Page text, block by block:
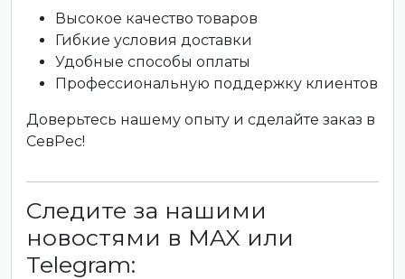
Высокое качество товаров
Гибкие условия доставки
Удобные способы оплаты
Профессиональную поддержку клиентов
Доверьтесь нашему опыту и сделайте заказ в
СевРес!
Следите за нашими
новостями в MAX или
Telegram: